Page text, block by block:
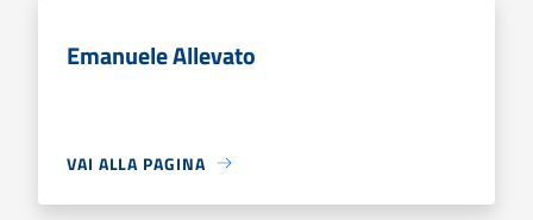
Emanuele Allevato
VAI ALLA PAGINA